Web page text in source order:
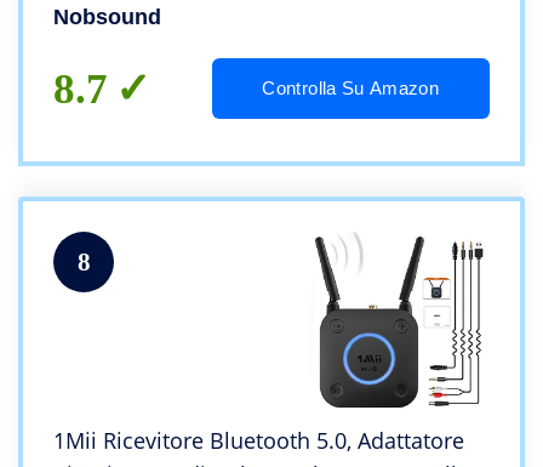
Nobsound
8.7 Controlla Su Amazon
8
1Mii Ricevitore Bluetooth 5.0, Adattatore